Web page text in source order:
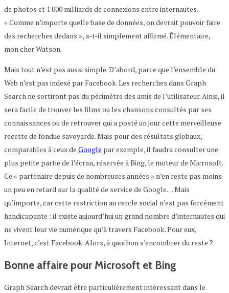
de photos et 1 000 milliards de connexions entre internautes.
« Comme n’importe quelle base de données, on devrait pouvoir faire
des recherches dedans », a-t-il simplement affirmé. Élémentaire,
mon cher Watson.
Mais tout n’est pas aussi simple. D’abord, parce que l’ensemble du
Web n’est pas indexé par Facebook. Les recherches dans Graph
Search ne sortiront pas du périmètre des amis de l’utilisateur. Ainsi, il
sera facile de trouver les films ou les chansons consultés par ses
connaissances ou de retrouver qui a posté un jour cette merveilleuse
recette de fondue savoyarde. Mais pour des résultats globaux,
comparables à ceux de Google par exemple, il faudra consulter une
plus petite partie de l’écran, réservée à Bing, le moteur de Microsoft.
Ce « partenaire depuis de nombreuses années » n’en reste pas moins
un peu en retard sur la qualité de service de Google… Mais
qu’importe, car cette restriction au cercle social n’est pas forcément
handicapante : il existe aujourd’hui un grand nombre d’internautes qui
ne vivent leur vie numérique qu’à travers Facebook. Pour eux,
Internet, c’est Facebook. Alors, à quoi bon s’encombrer du reste ?
Bonne affaire pour Microsoft et Bing
Graph Search devrait être particulièrement intéressant dans le